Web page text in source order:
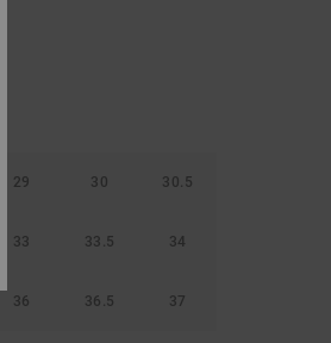
29 30 30.5
33 33.5 34
36 36.5 37